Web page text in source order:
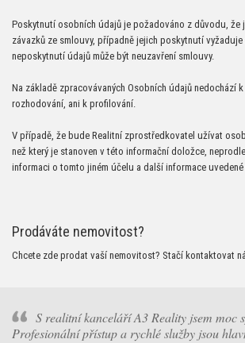
Poskytnutí osobních údajů je požadováno z důvodu, že
závazků ze smlouvy, případně jejich poskytnutí vyžaduje
neposkytnutí údajů může být neuzavření smlouvy.
Na základě zpracovávaných Osobních údajů nedochází
rozhodování, ani k profilování.
V případě, že bude Realitní zprostředkovatel užívat
než který je stanoven v této informační doložce,
informaci o tomto jiném účelu a další informace
Prodáváte nemovitost?
Chcete zde prodat vaší nemovitost? Stačí kontaktovat
S realitní kanceláří A3 Reality jsem moc
Profesionální přístup a rychlé služby jsou